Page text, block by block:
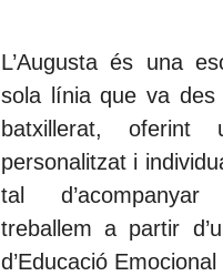
L’Augusta és una
sola línia que va des
batxillerat, oferint
personalitzat i
tal d’acompanyar
treballem a partir
d’Educació